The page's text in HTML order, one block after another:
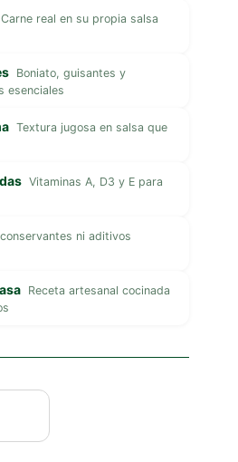
Carne real en su propia salsa
Boniato, guisantes y
esenciales
Textura jugosa en salsa que
Vitaminas A, D3 y E para
ni aditivos
Receta artesanal cocinada